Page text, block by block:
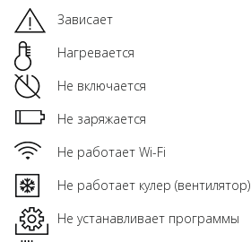
Зависает
Нагревается
Не включается
Не заряжается
Не работает Wi-Fi
Не работает кулер (вентилятор)
Не устанавливает программы